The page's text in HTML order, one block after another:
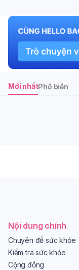
Mới nhấtPhổ biến
Nội dung chính
Chuyên đề sức khỏe
Kiểm tra sức khỏe
Cộng đồng